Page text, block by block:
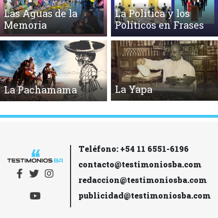
Las Aguas de la
Memoria
La Política y los
Políticos en Frases
La Pachamama La Yapa
Teléfono: +54 11 6551-6196
contacto@testimoniosba.com
redaccion@testimoniosba.com
publicidad@testimoniosba.com